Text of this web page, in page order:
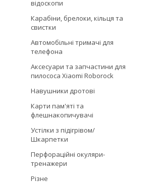
відоскопи
Карабіни, брелоки, кільця та
свистки
Автомобільні тримачі для
телефона
Аксесуари та запчастини для
пилососа Xiaomi Roborock
Навушники дротові
Карти пам'яті та
флешнакопичувачі
Устілки з підігрівом/
Шкарпетки
Перфораційні окуляри-
тренажери
Різне